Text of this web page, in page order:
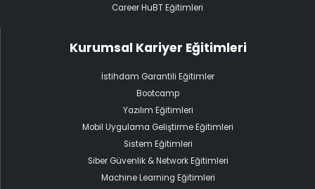
Career HuBT Eğitimleri
Kurumsal Kariyer Eğitimleri
İstihdam Garantili Eğitimler
Bootcamp
Yazılım Eğitimleri
Mobil Uygulama Geliştirme Eğitimleri
Sistem Eğitimleri
Siber Güvenlik & Network Eğitimleri
Machine Learning Eğitimleri